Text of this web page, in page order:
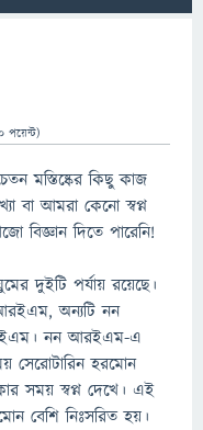
পয়েন্ট)
মস্তিষ্কের কিছু কাজ
বা আমরা কেনো স্বপ্ন
বিজ্ঞান দিতে পারেনি!
দুইটি পর্যায় রয়েছে।
অন্যটি নন
নন আরইএম-এ
সেরোটারিন হরমোন
সময় স্বপ্ন দেখে। এই
বেশি নিঃসরিত হয়।